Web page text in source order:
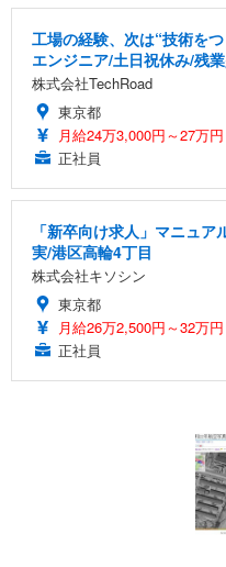
工場の経験、次は“技術を
エンジニア/土日祝休み/残
株式会社TechRoad
東京都
月給24万3,000円～27万円
正社員
「新卒向け求人」マニュ
実/港区高輪4丁目
株式会社キソシン
東京都
月給26万2,500円～32万円
正社員